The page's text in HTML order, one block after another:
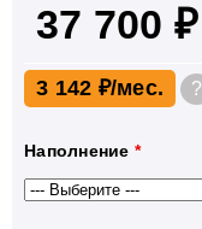
37 700 ₽
3 142 ₽ ?
Наполнение *